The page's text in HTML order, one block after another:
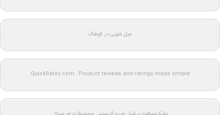
مبل شویی در کوهک
QuickRatey.com : Product reviews and ratings made simple